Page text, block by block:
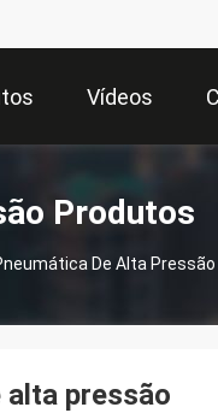
Vídeos
Produtos
De Alta Pressão
alta pressão